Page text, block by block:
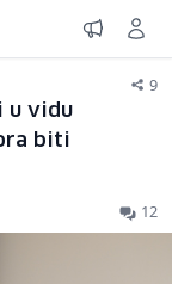
9
u vidu
biti
12